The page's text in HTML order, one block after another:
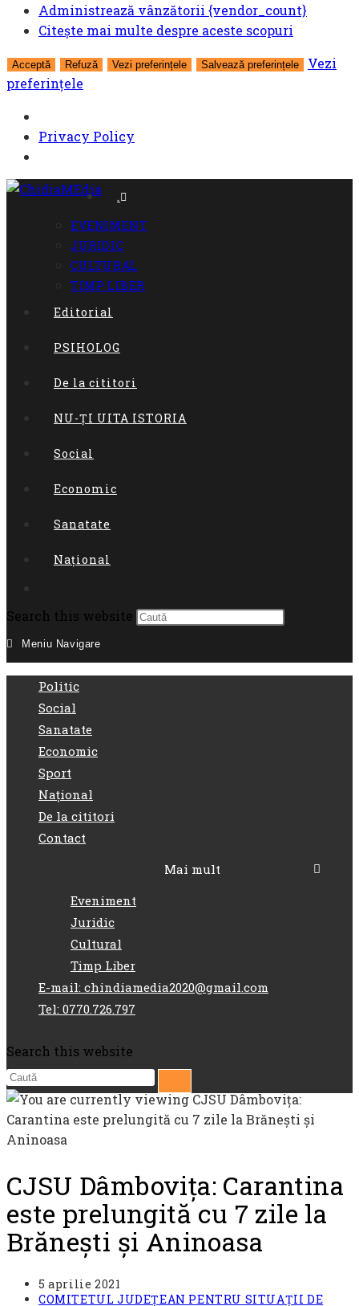
Administrează vânzătorii {vendor_count}
Citește mai multe despre aceste scopuri
Acceptă Refuză Vezi preferințele Salvează preferințele
Vezi
preferințele
Privacy Policy
Skip
.
EVENIMENT
JURIDIC
CULTURAL
TIMP LIBER
Editorial
PSIHOLOG
De la cititori
NU-ȚI UITA ISTORIA
Social
Economic
Sanatate
Național
Toggle
website
search
Search this website
Press
close
Meniu Navigare
Politic
Social
Sanatate
Economic
Sport
Național
De la cititori
Contact
Mai mult
Eveniment
Juridic
Cultural
Timp Liber
E-mail: chindiamedia2020@gmail.com
Tel: 0770.726.797
Search this website
CJSU Dâmbovița: Carantina
este prelungită cu 7 zile la
Brănești și Aninoasa
Post
published:
5 aprilie 2021
Post
COMITETUL JUDEȚEAN PENTRU SITUAȚII DE